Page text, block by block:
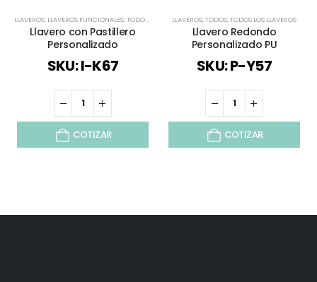
LLAVEROS, LLAVEROS FUNCIONALES,TODOS VIAJES Y VACACIONES
Llavero con Pastillero
Personalizado
SKU: I-K67
COTIZAR
LLAVEROS,TODOS,TODOS LOS LLAVEROS
Llavero Redondo
Personalizado PU
SKU: P-Y57
COTIZAR